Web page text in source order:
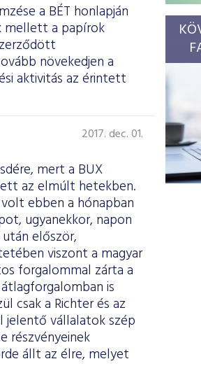
a BÉT honlapján
mellett a papírok
növekedjen a
aktivitás az érintett
2017. dec. 01.
mert a BUX
az elmúlt hetekben.
ebben a hónapban
ugyanekkor, napon
először,
viszont a magyar
forgalommal zárta a
is
csak a Richter és az
jelentő vállalatok szép
részvényeinek
állt az élre, melyet